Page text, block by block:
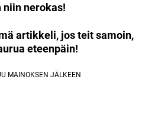
niin nerokas!
artikkeli, jos teit samoin,
eteenpäin!